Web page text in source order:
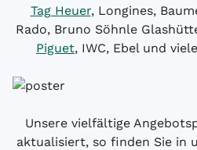
Tag Heuer, Longines,
Rado, Bruno Söhnle
Piguet, IWC, Ebel und
Unsere vielfältige
aktualisiert, so finden Sie in